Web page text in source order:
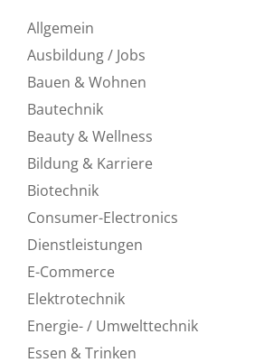
Allgemein
Ausbildung / Jobs
Bauen & Wohnen
Bautechnik
Beauty & Wellness
Bildung & Karriere
Biotechnik
Consumer-Electronics
Dienstleistungen
E-Commerce
Elektrotechnik
Energie- / Umwelttechnik
Essen & Trinken